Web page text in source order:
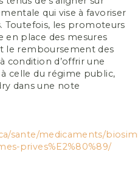
qui vise à favoriser
Toutefois, les promoteurs
place des mesures
le remboursement des
condition d’offrir une
celle du régime public,
dans une note
sante/medicaments/
prives%E2%80%89/